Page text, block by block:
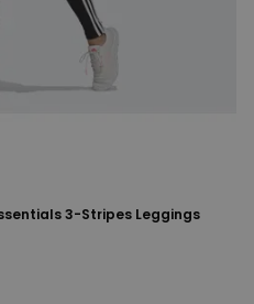
3-Stripes Leggings